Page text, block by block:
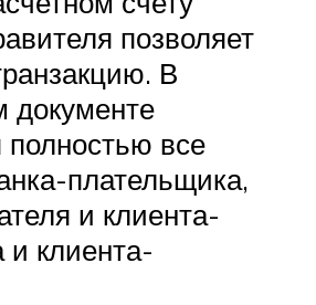
позволяет
В
документе
все
плательщика,
и клиента-
и клиента-